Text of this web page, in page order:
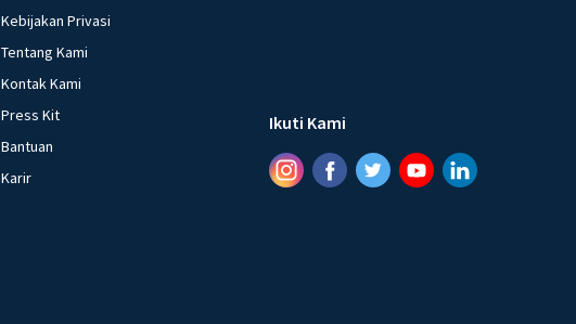
Kebijakan Privasi
Tentang Kami
Kontak Kami
Press Kit
Bantuan
Karir
Ikuti Kami